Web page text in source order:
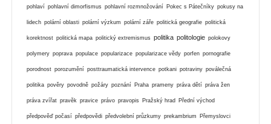
pohlaví pohlavní dimorfismus pohlavní rozmnožování Pokec s Pátečníky pokusy na
lidech polární oblasti polární výzkum polární záře politická geografie politická
korektnost politická mapa politický extremismus politika politologie polokovy
polymery poprava populace popularizace popularizace vědy porfen pornografie
porodnost porozumění posttraumatická intervence potkani potraviny poválečná
politika pověry povodně požáry poznání Praha prameny práva dětí práva žen
práva zvířat pravěk pravice právo pravopis Pražský hrad Přední východ
předpověď počasí předpovědi předvolební průzkumy prekambrium Přemyslovci